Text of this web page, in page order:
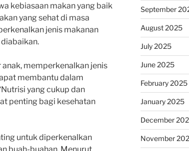
kebiasaan makan yang baik
yang sehat di masa
jenis makanan
memperkenalkan jenis
membantu dalam
yang cukup dan
penting bagi kesehatan
untuk diperkenalkan
September
August 2025
July 2025
June 2025
February 2025
January 2025
December
November